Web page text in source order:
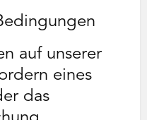
auf unserer
eines
das